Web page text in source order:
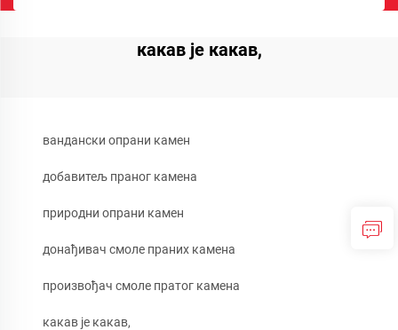
какав је какав,
вандански опрани камен
добавитељ праног камена
природни опрани камен
донађивач смоле праних камена
произвођач смоле пратог камена
какав је какав,